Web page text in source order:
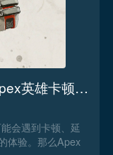
Apex英雄卡顿不流畅怎么办 Apex英雄卡顿不流畅解决办法
会遇到卡顿、延
体验。那么Apex